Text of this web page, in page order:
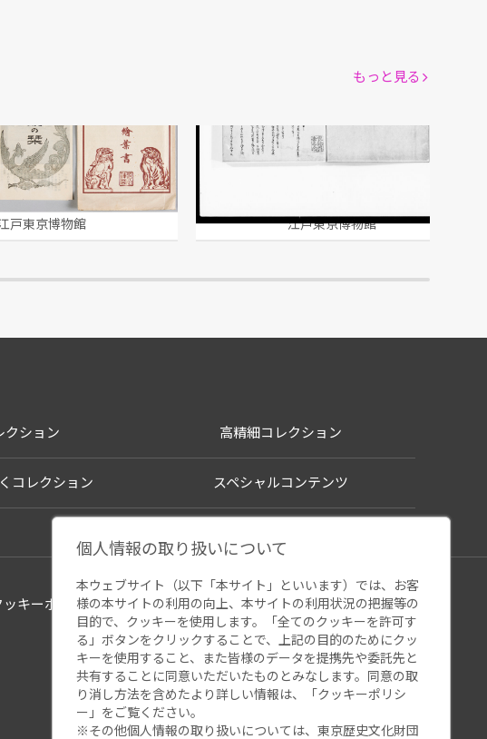
書 袋
戸東京博物館
新張紙 坤
江戸東京博物館
もっと見る
クション 高精細コレクション
コレクション スペシャルコンテンツ
ッキーポリシー ウェブアクセシビリティ 関連サイト
個人情報の取り扱いについて
本ウェブサイト（以下「本サイト」といいます）では、お客
様の本サイトの利用の向上、本サイトの利用状況の把握等の
目的で、クッキーを使用します。「全てのクッキーを許可す
る」ボタンをクリックすることで、上記の目的のためにクッ
キーを使用すること、また皆様のデータを提携先や委託先と
共有することに同意いただいたものとみなします。同意の取
り消し方法を含めたより詳しい情報は、「 クッキーポリシ
ー 」をご覧ください。
※その他個人情報の取り扱いについては、 東京歴史文化財団